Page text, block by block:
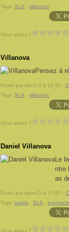
Tags: SLA villanova
Vous aimez ?
Villanova
Pensez à
Posté par Henri D à 11:32 -
Tags: SLA villanova
Vous aimez ?
Daniel Villanova
Le
ntre
as
Posté par Henri D à 17:47 -
Tags: soirée SLA spectacle
Vous aimez ?